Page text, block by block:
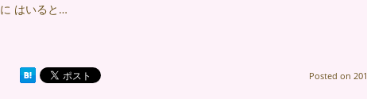
に はいると…
Posted on